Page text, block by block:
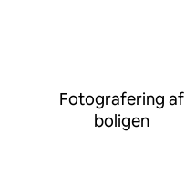
Fotografering af
boligen